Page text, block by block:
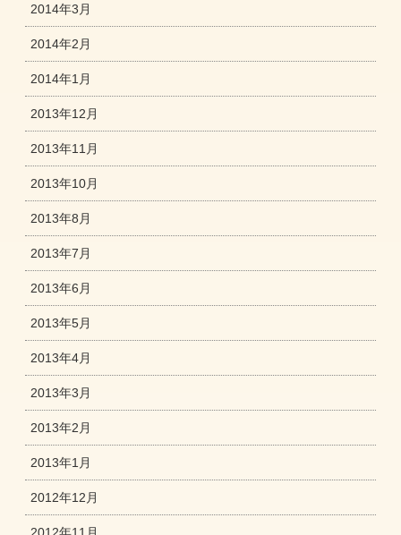
2014年3月
2014年2月
2014年1月
2013年12月
2013年11月
2013年10月
2013年8月
2013年7月
2013年6月
2013年5月
2013年4月
2013年3月
2013年2月
2013年1月
2012年12月